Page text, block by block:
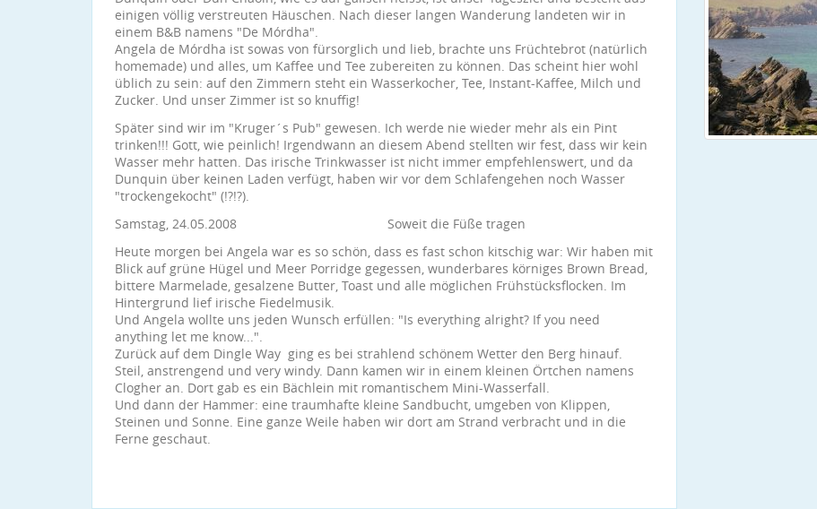
einigen völlig verstreuten Häuschen. Nach dieser langen Wanderung landeten wir in
einem B&B namens "De Mórdha".
Angela de Mórdha ist sowas von fürsorglich und lieb, brachte uns Früchtebrot (natürlich
homemade) und alles, um Kaffee und Tee zubereiten zu können. Das scheint hier wohl
üblich zu sein: auf den Zimmern steht ein Wasserkocher, Tee, Instant-Kaffee, Milch und
Zucker. Und unser Zimmer ist so knuffig!
Später sind wir im "Kruger´s Pub" gewesen. Ich werde nie wieder mehr als ein Pint
trinken!!! Gott, wie peinlich! Irgendwann an diesem Abend stellten wir fest, dass wir kein
Wasser mehr hatten. Das irische Trinkwasser ist nicht immer empfehlenswert, und da
Dunquin über keinen Laden verfügt, haben wir vor dem Schlafengehen noch Wasser
"trockengekocht" (!?!?).
Samstag, 24.05.2008 Soweit die Füße tragen
Heute morgen bei Angela war es so schön, dass es fast schon kitschig war: Wir haben mit
Blick auf grüne Hügel und Meer Porridge gegessen, wunderbares körniges Brown Bread,
bittere Marmelade, gesalzene Butter, Toast und alle möglichen Frühstücksflocken. Im
Hintergrund lief irische Fiedelmusik.
Und Angela wollte uns jeden Wunsch erfüllen: "Is everything alright? If you need
anything let me know...".
Zurück auf dem Dingle Way ging es bei strahlend schönem Wetter den Berg hinauf.
Steil, anstrengend und very windy. Dann kamen wir in einem kleinen Örtchen namens
Clogher an. Dort gab es ein Bächlein mit romantischem Mini-Wasserfall.
Und dann der Hammer: eine traumhafte kleine Sandbucht, umgeben von Klippen,
Steinen und Sonne. Eine ganze Weile haben wir dort am Strand verbracht und in die
Ferne geschaut.